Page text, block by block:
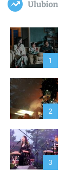
c
a
a
s
W
i
e
1
2
3